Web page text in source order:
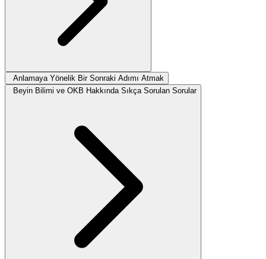
Anlamaya Yönelik Bir Sonraki Adımı Atmak
Beyin Bilimi ve OKB Hakkında Sıkça Sorulan Sorular